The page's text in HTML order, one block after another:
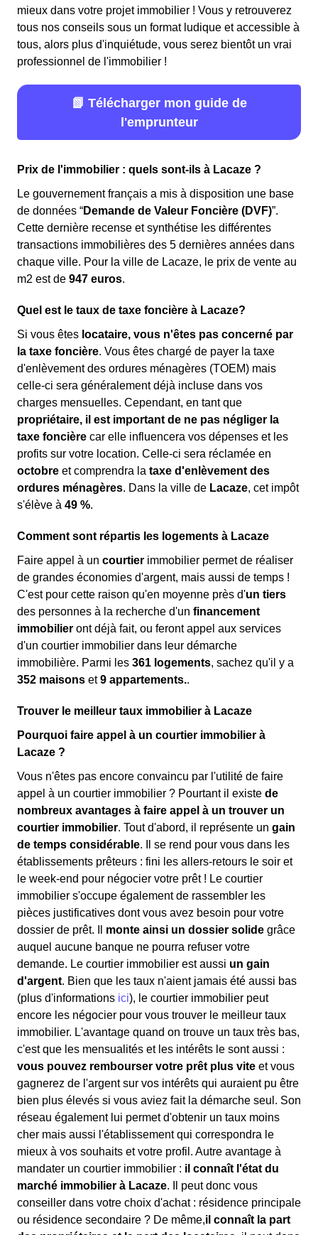
mieux dans votre projet immobilier ! Vous y retrouverez
tous nos conseils sous un format ludique et accessible à
tous, alors plus d'inquiétude, vous serez bientôt un vrai
professionnel de l'immobilier !
📗 Télécharger mon guide de
l'emprunteur
Prix de l'immobilier : quels sont-ils à Lacaze ?
Le gouvernement français a mis à disposition une base
de données “Demande de Valeur Foncière (DVF)”.
Cette dernière recense et synthétise les différentes
transactions immobilières des 5 dernières années dans
chaque ville. Pour la ville de Lacaze, le prix de vente au
m2 est de 947 euros.
Quel est le taux de taxe foncière à Lacaze?
Si vous êtes locataire, vous n'êtes pas concerné par
la taxe foncière. Vous êtes chargé de payer la taxe
d'enlèvement des ordures ménagères (TOEM) mais
celle-ci sera généralement déjà incluse dans vos
charges mensuelles. Cependant, en tant que
propriétaire, il est important de ne pas négliger la
taxe foncière car elle influencera vos dépenses et les
profits sur votre location. Celle-ci sera réclamée en
octobre et comprendra la taxe d'enlèvement des
ordures ménagères. Dans la ville de Lacaze, cet impôt
s'élève à 49 %.
Comment sont répartis les logements à Lacaze
Faire appel à un courtier immobilier permet de réaliser
de grandes économies d'argent, mais aussi de temps !
C'est pour cette raison qu'en moyenne près d'un tiers
des personnes à la recherche d'un financement
immobilier ont déjà fait, ou feront appel aux services
d'un courtier immobilier dans leur démarche
immobilière. Parmi les 361 logements, sachez qu'il y a
352 maisons et9 appartements..
Trouver le meilleur taux immobilier à Lacaze
Pourquoi faire appel à un courtier immobilier à
Lacaze ?
Vous n'êtes pas encore convaincu par l'utilité de faire
appel à un courtier immobilier ? Pourtant il existe de
nombreux avantages à faire appel à un trouver un
courtier immobilier. Tout d'abord, il représente un gain
de temps considérable. Il se rend pour vous dans les
établissements prêteurs : fini les allers-retours le soir et
le week-end pour négocier votre prêt ! Le courtier
immobilier s'occupe également de rassembler les
pièces justificatives dont vous avez besoin pour votre
dossier de prêt. Il monte ainsi un dossier solide grâce
auquel aucune banque ne pourra refuser votre
demande. Le courtier immobilier est aussi un gain
d'argent. Bien que les taux n'aient jamais été aussi bas
(plus d'informations ici), le courtier immobilier peut
encore les négocier pour vous trouver le meilleur taux
immobilier. L'avantage quand on trouve un taux très bas,
c'est que les mensualités et les intérêts le sont aussi :
vous pouvez rembourser votre prêt plus vite et vous
gagnerez de l'argent sur vos intérêts qui auraient pu être
bien plus élevés si vous aviez fait la démarche seul. Son
réseau également lui permet d'obtenir un taux moins
cher mais aussi l'établissement qui correspondra le
mieux à vos souhaits et votre profil. Autre avantage à
mandater un courtier immobilier : il connaît l'état du
marché immobilier à Lacaze. Il peut donc vous
conseiller dans votre choix d'achat : résidence principale
ou résidence secondaire ? De même,il connaît la part